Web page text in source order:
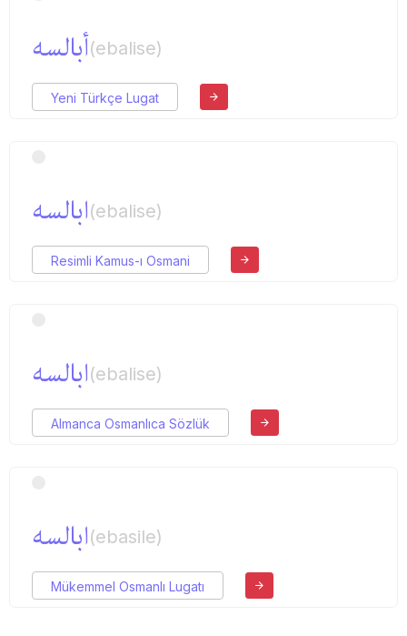
أبالسه(ebalise)
Yeni Türkçe Lugat
ابالسه(ebalise)
Resimli Kamus-ı Osmani
ابالسه(ebalise)
Almanca Osmanlıca Sözlük
ابالسه(ebasile)
Mükemmel Osmanlı Lugatı